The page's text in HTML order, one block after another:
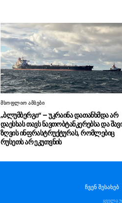
მსოფლიო ამბები
„ბლუმბერგი“ – უკრაინა დათანხმდა არ
დაესხას თავს ნავთობტანკერებსა და
ზღვის ინფრასტრუქტურას, რომლებიც
რუსეთს არ ეკუთვნის
ჩვენ შესახებ
ყველა